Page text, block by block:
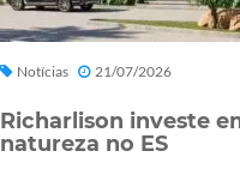
Notícias 21/07/2026
Richarlison investe
natureza no ES